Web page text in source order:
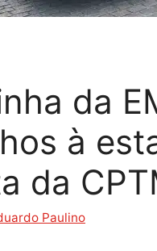
da
à
da
Paulino